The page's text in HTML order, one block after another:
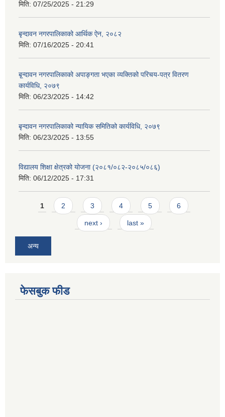
मिति: 07/25/2025 - 21:29
बृन्दावन नगरपालिकाको आर्थिक ऐन, २०८२
मिति: 07/16/2025 - 20:41
बृ्न्दावन नगरपालिकाको अपाङ्गता भएका व्यक्तिको परिचय-पत्र वितरण
कार्यविधि, २०७९
मिति: 06/23/2025 - 14:42
बृन्दावन नगरपालिकाको न्यायिक समितिको कार्यविधि, २०७९
मिति: 06/23/2025 - 13:55
विद्यालय शिक्षा क्षेत्रको योजना (२०८१/०८२-२०८५/०८६)
मिति: 06/12/2025 - 17:31
Pages
1 2 3 4 5 6
next › last »
अन्य
फेसबुक फीड